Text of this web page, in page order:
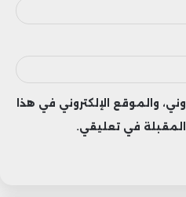
والموقع الإلكتروني في هذا
المقبلة في تعليقي.